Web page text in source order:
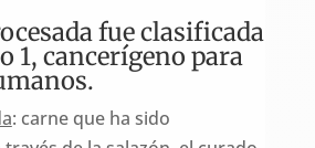
fue clasificada
1, cancerígeno para
: carne que ha sido